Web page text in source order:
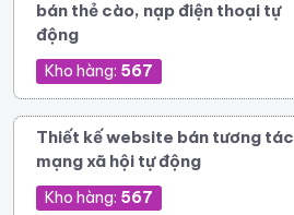
bán thẻ cào, nạp điện thoại tự
động
Kho hàng: 567
Thiết kế website bán tương tác
mạng xã hội tự động
Kho hàng: 567